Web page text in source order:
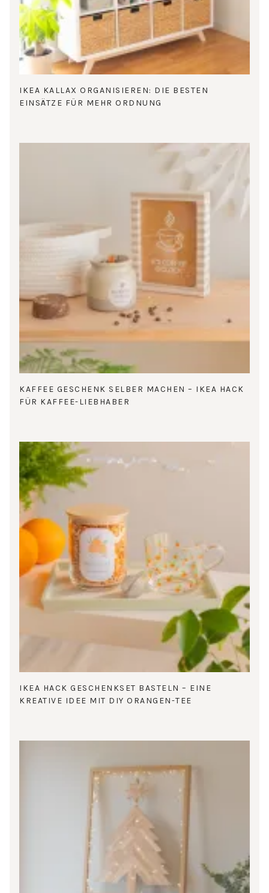
IKEA KALLAX ORGANISIEREN: DIE BESTEN
EINSÄTZE FÜR MEHR ORDNUNG
KAFFEE GESCHENK SELBER MACHEN – IKEA HACK
FÜR KAFFEE-LIEBHABER
IKEA HACK GESCHENKSET BASTELN – EINE
KREATIVE IDEE MIT DIY ORANGEN-TEE